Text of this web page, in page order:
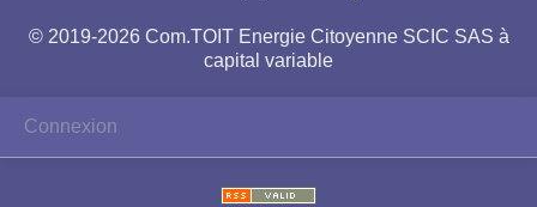
© 2019-2026 Com.TOIT Energie Citoyenne SCIC SAS à
capital variable
Connexion